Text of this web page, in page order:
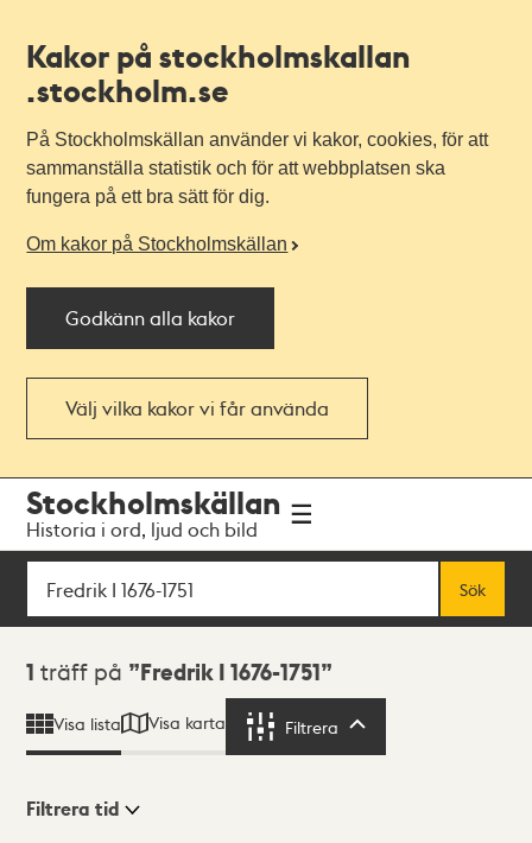
Kakor på stockholmskallan
.stockholm.se
På Stockholmskällan använder vi kakor, cookies, för att
sammanställa statistik och för att webbplatsen ska
fungera på ett bra sätt för dig.
Om kakor på Stockholmskällan
Godkänn alla kakor
Välj vilka kakor vi får använda
navigationen
huvudinnehållet
Stockholmskällan
Historia i ord, ljud och bild
Sök
Sök
Sökresultat
1 träff på Fredrik I 1676-1751
Visa lista Visa karta Filtrera
Filtrera tid